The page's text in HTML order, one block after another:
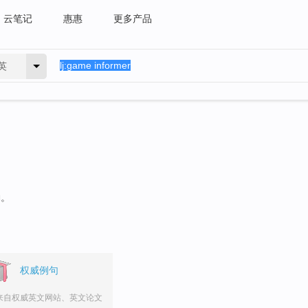
云笔记 惠惠 更多产品
权威例句
自权威英文网站、英文论文